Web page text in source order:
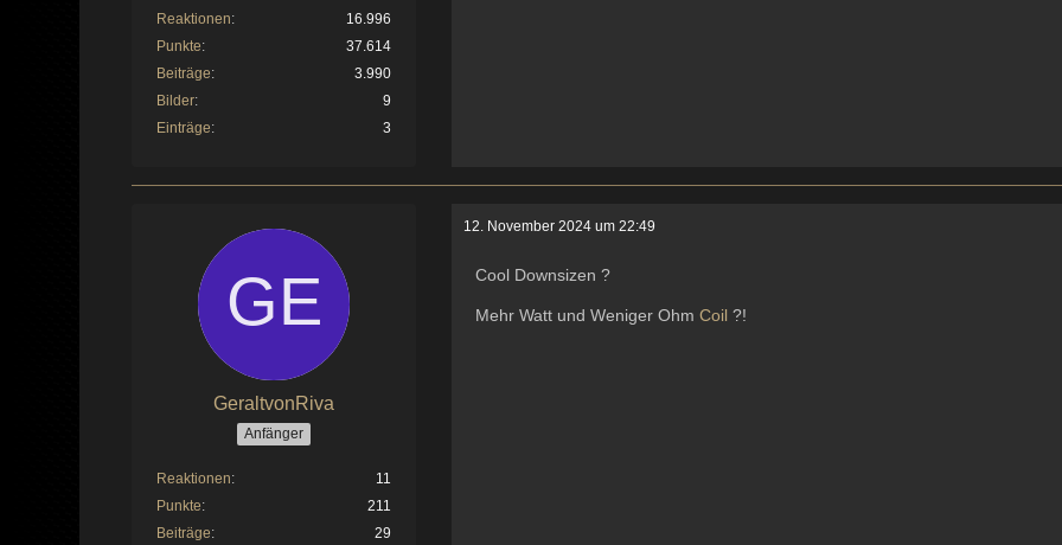
Reaktionen
16.996
Punkte
37.614
Beiträge
3.990
Bilder
9
Einträge
3
GeraltvonRiva
Anfänger
Reaktionen
11
Punkte
211
Beiträge
29
12. November 2024 um 22:49
Cool Downsizen ?
Mehr Watt und Weniger OhmCoil ?!